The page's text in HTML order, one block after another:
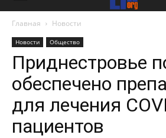
Главная Новости
Новости Общество
Приднестровье
обеспечено
для лечения
пациентов